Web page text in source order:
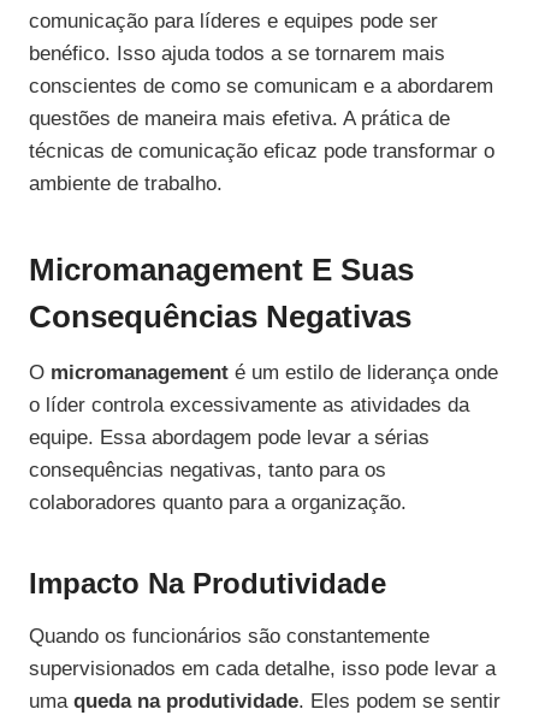
comunicação para líderes e equipes pode ser
benéfico. Isso ajuda todos a se tornarem mais
conscientes de como se comunicam e a abordarem
questões de maneira mais efetiva. A prática de
técnicas de comunicação eficaz pode transformar o
ambiente de trabalho.
Micromanagement E Suas
Consequências Negativas
O micromanagement é um estilo de liderança onde
o líder controla excessivamente as atividades da
equipe. Essa abordagem pode levar a sérias
consequências negativas, tanto para os
colaboradores quanto para a organização.
Impacto Na Produtividade
Quando os funcionários são constantemente
supervisionados em cada detalhe, isso pode levar a
uma queda na produtividade. Eles podem se sentir